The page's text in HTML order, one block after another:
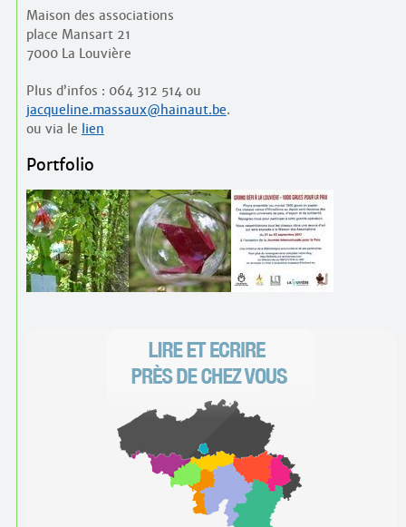
Maison des associations
place Mansart 21
7000 La Louvière
Plus d’infos : 064 312 514 ou
jacqueline.massaux@hainaut.be.
ou via le lien
Portfolio